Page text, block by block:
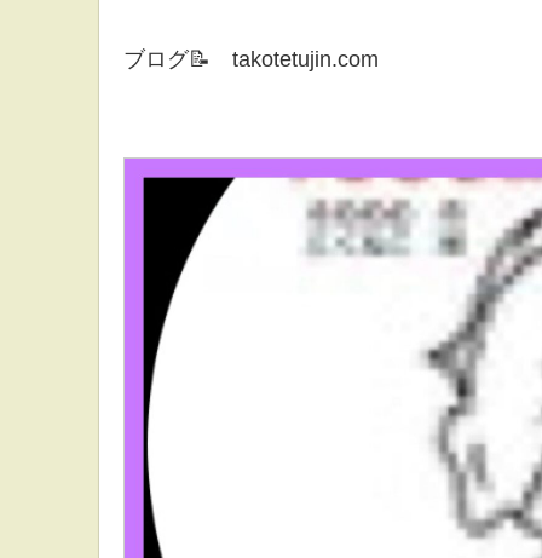
ブログ📝 takotetujin.com